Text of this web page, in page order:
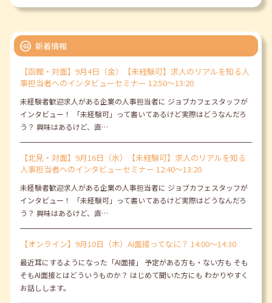
新着情報
【函館・対面】9月4日（金）【未経験可】求人のリアルを知る人
事担当者へのインタビューセミナー 12:50～13:20
未経験者歓迎求人がある企業の人事担当者に ジョブカフェスタッフが
インタビュー！ 「未経験可」って書いてあるけど実際はどうなんだろ
う？ 興味はあるけど、直…
【北見・対面】9月16日（水）【未経験可】求人のリアルを知る
人事担当者へのインタビューセミナー 12:40～13:20
未経験者歓迎求人がある企業の人事担当者に ジョブカフェスタッフが
インタビュー！ 「未経験可」って書いてあるけど実際はどうなんだろ
う？ 興味はあるけど、直…
【オンライン】9月10日（木）AI面接ってなに？ 14:00～14:30
最近耳にするようになった「AI面接」 予定がある方も・ない方も そも
そもAI面接とはどういうものか？ はじめて聞いた方にも わかりやすく
お話しします。